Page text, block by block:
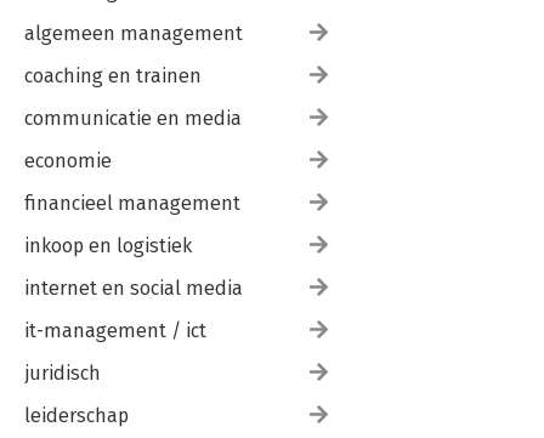
algemeen management
coaching en trainen
communicatie en media
economie
financieel management
inkoop en logistiek
internet en social media
it-management / ict
juridisch
leiderschap